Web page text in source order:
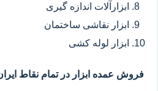
ابزارآلات اندازه گیری
ابزار نقاشی ساختمان
ابزار لوله کشی
فروش عمده ابزار در تمام نقاط